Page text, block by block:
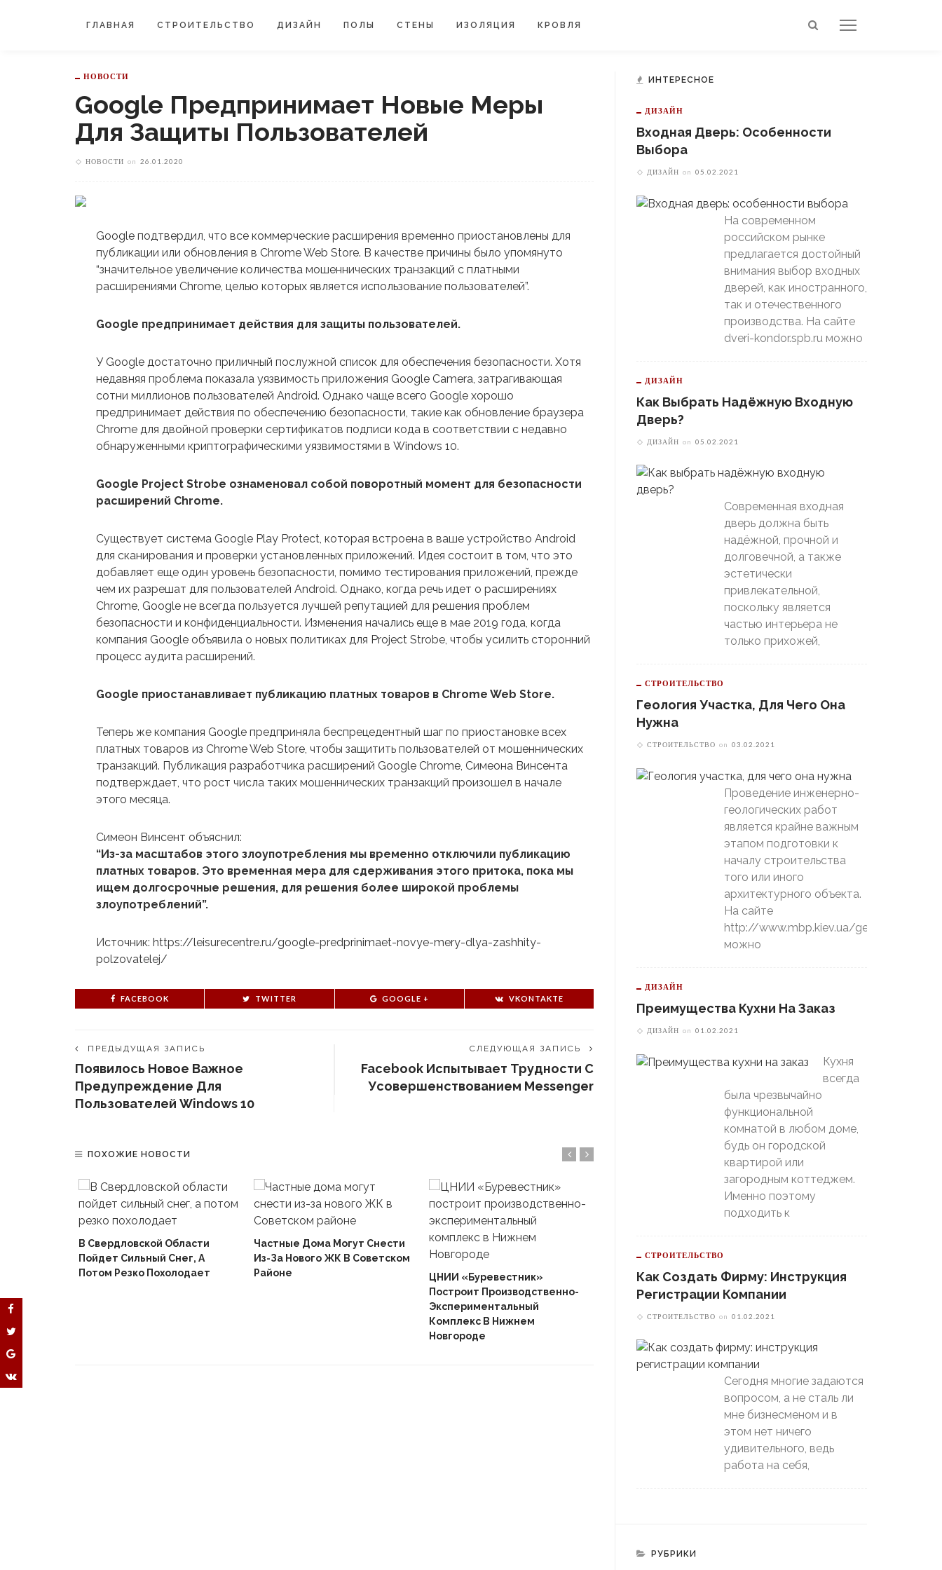
ГЛАВНАЯ СТРОИТЕЛЬСТВО ДИЗАЙН ПОЛЫ СТЕНЫ ИЗОЛЯЦИЯ КРОВЛЯ
НОВОСТИ
Google Предпринимает Новые Меры
Для Защиты Пользователей
НОВОСТИ on 26.01.2020
Google подтвердил, что все коммерческие расширения временно приостановлены для
публикации или обновления в Chrome Web Store. В качестве причины было упомянуто
“значительное увеличение количества мошеннических транзакций с платными
расширениями Chrome, целью которых является использование пользователей”.
Google предпринимает действия для защиты пользователей.
У Google достаточно приличный послужной список для обеспечения безопасности. Хотя
недавняя проблема показала уязвимость приложения Google Camera, затрагивающая
сотни миллионов пользователей Android. Однако чаще всего Google хорошо
предпринимает действия по обеспечению безопасности, такие как обновление браузера
Chrome для двойной проверки сертификатов подписи кода в соответствии с недавно
обнаруженными криптографическими уязвимостями в Windows 10.
Google Project Strobe ознаменовал собой поворотный момент для безопасности
расширений Chrome.
Существует система Google Play Protect, которая встроена в ваше устройство Android
для сканирования и проверки установленных приложений. Идея состоит в том, что это
добавляет еще один уровень безопасности, помимо тестирования приложений, прежде
чем их разрешат для пользователей Android. Однако, когда речь идет о расширениях
Chrome, Google не всегда пользуется лучшей репутацией для решения проблем
безопасности и конфиденциальности. Изменения начались еще в мае 2019 года, когда
компания Google объявила о новых политиках для Project Strobe, чтобы усилить сторонний
процесс аудита расширений.
Google приостанавливает публикацию платных товаров в Chrome Web Store.
Теперь же компания Google предприняла беспрецедентный шаг по приостановке всех
платных товаров из Chrome Web Store, чтобы защитить пользователей от мошеннических
транзакций. Публикация разработчика расширений Google Chrome, Симеона Винсента
подтверждает, что рост числа таких мошеннических транзакций произошел в начале
этого месяца.
Симеон Винсент объяснил:
“Из-за масштабов этого злоупотребления мы временно отключили публикацию
платных товаров. Это временная мера для сдерживания этого притока, пока мы
ищем долгосрочные решения, для решения более широкой проблемы
злоупотреблений”.
Источник: https://leisurecentre.ru/google-predprinimaet-novye-mery-dlya-zashhity-
polzovatelej/
FACEBOOK TWITTER GOOGLE + VKONTAKTE
ПРЕДЫДУЩАЯ ЗАПИСЬ
Появилось Новое Важное
Предупреждение Для
Пользователей Windows 10
СЛЕДУЮЩАЯ ЗАПИСЬ
Facebook Испытывает Трудности С
Усовершенствованием Messenger
ПОХОЖИЕ НОВОСТИ
В Свердловской Области
Пойдет Сильный Снег, А
Потом Резко Похолодает
Частные Дома Могут Снести
Из-За Нового ЖК В Советском
Районе
ЦНИИ «Буревестник»
Построит Производственно-
Экспериментальный
Комплекс В Нижнем
Новгороде
Екатеринбургский
«Автомобилист» Вышел В
Плей-Офф, Даже Не Доиграв
Домашний Матч
Потом Резко Похолодает
ИНТЕРЕСНОЕ
ДИЗАЙН
Входная Дверь: Особенности
Выбора
ДИЗАЙН on 05.02.2021
На современном
российском рынке
предлагается достойный
внимания выбор входных
дверей, как иностранного,
так и отечественного
производства. На сайте
dveri-kondor.spb.ru можно
ДИЗАЙН
Как Выбрать Надёжную Входную
Дверь?
ДИЗАЙН on 05.02.2021
Современная входная
дверь должна быть
надёжной, прочной и
долговечной, а также
эстетически
привлекательной,
поскольку является
частью интерьера не
только прихожей,
СТРОИТЕЛЬСТВО
Геология Участка, Для Чего Она
Нужна
СТРОИТЕЛЬСТВО on 03.02.2021
Проведение инженерно-
геологических работ
является крайне важным
этапом подготовки к
началу строительства
того или иного
архитектурного объекта.
На сайте
http://www.mbp.kiev.ua/geology
можно
ДИЗАЙН
Преимущества Кухни На Заказ
ДИЗАЙН on 01.02.2021
Кухня
всегда
была чрезвычайно
функциональной
комнатой в любом доме,
будь он городской
квартирой или
загородным коттеджем.
Именно поэтому
подходить к
СТРОИТЕЛЬСТВО
Как Создать Фирму: Инструкция
Регистрации Компании
СТРОИТЕЛЬСТВО on 01.02.2021
Сегодня многие задаются
вопросом, а не сталь ли
мне бизнесменом и в
этом нет ничего
удивительного, ведь
работа на себя,
РУБРИКИ